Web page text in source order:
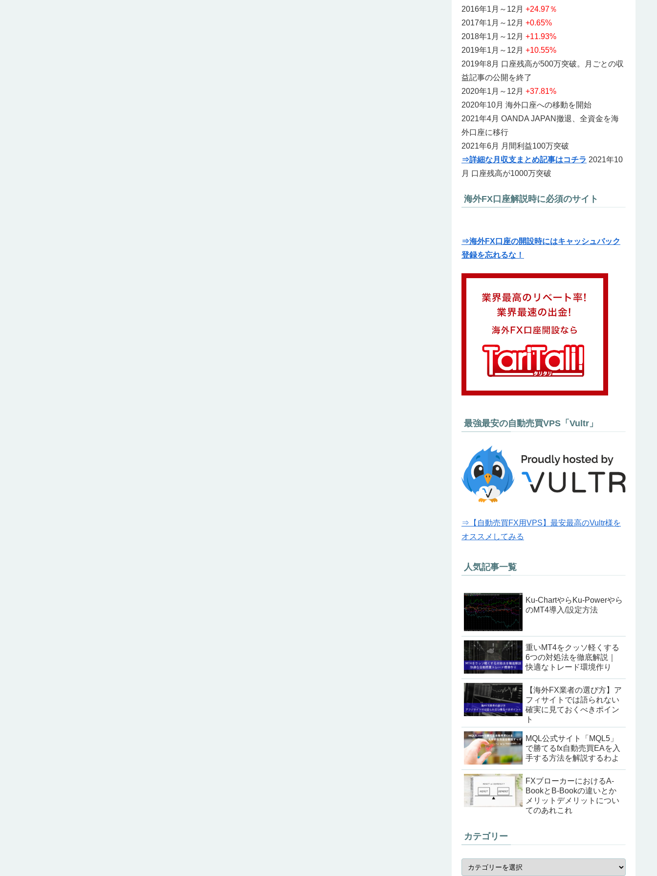
2016年1月～12月 +24.97％
2017年1月～12月 +0.65%
2018年1月～12月 +11.93%
2019年1月～12月 +10.55%
2019年8月 口座残高が500万突破。月ごとの収
益記事の公開を終了
2020年1月～12月 +37.81%
2020年10月 海外口座への移動を開始
2021年4月 OANDA JAPAN撤退、全資金を海
外口座に移行
2021年6月 月間利益100万突破
⇒詳細な月収支まとめ記事はコチラ 2021年10
月 口座残高が1000万突破
海外FX口座解説時に必須のサイト
⇒海外FX口座の開設時にはキャッシュバック
登録を忘れるな！
最強最安の自動売買VPS「Vultr」
⇒【自動売買FX用VPS】最安最高のVultr様を
オススメしてみる
人気記事一覧
Ku-ChartやらKu-Powerやら
のMT4導入/設定方法
重いMT4をクッソ軽くする
6つの対処法を徹底解説｜
快適なトレード環境作り
【海外FX業者の選び方】ア
フィサイトでは語られない
確実に見ておくべきポイン
ト
MQL公式サイト「MQL5」
で勝てるfx自動売買EAを入
手する方法を解説するわよ
FXブローカーにおけるA-
BookとB-Bookの違いとか
メリットデメリットについ
てのあれこれ
カテゴリー